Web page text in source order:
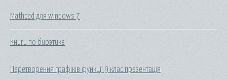
Mathcad для windows 7
Книги по биоэтике
Перетворення графіків функції 9 клас презентація